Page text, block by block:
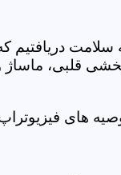
سلامت
ماساژ و...
های